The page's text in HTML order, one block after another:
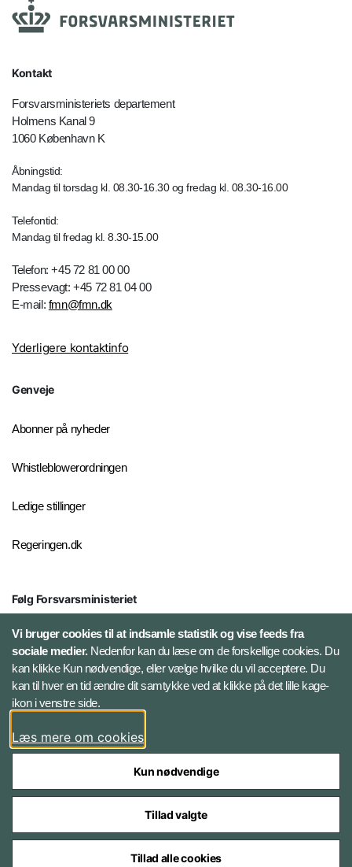
Kontakt
Forsvarsministeriets departement
Holmens Kanal 9
1060 København K
Åbningstid:
Mandag til torsdag kl. 08.30-16.30 og fredag kl. 08.30-16.00
Telefontid:
Mandag til fredag kl. 8.30-15.00
Telefon: +45 72 81 00 00
Pressevagt: +45 72 81 04 00
E-mail: fmn@fmn.dk
Yderligere kontaktinfo
Genveje
Abonner på nyheder
Whistleblowerordningen
Ledige stillinger
Regeringen.dk
Følg Forsvarsministeriet
X
LinkedIn
Instagram
Styrelser og myndigheder under Forsvarsministeriet
Vi bruger cookies til at indsamle statistik og vise feeds fra
sociale medier.Nedenfor kan du læse om de forskellige cookies. Du
kan klikke Kun nødvendige, eller vælge hvilke du vil acceptere. Du
kan til hver en tid ændre dit samtykke ved at klikke på det lille kage-
ikon i venstre side.
Læs mere om cookies
Kun nødvendige
Tillad valgte
Tillad alle cookies